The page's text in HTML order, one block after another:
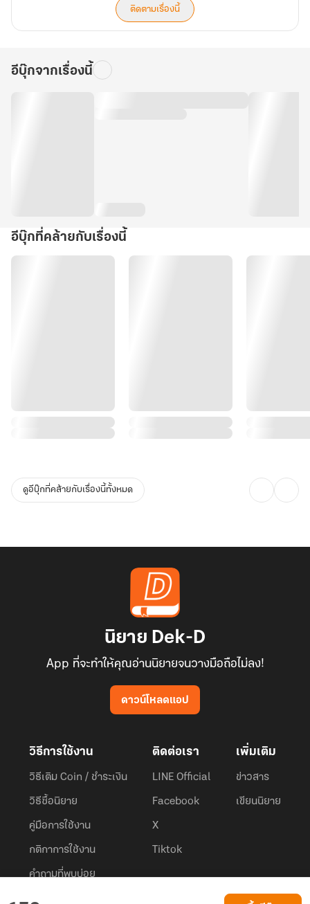
ติดตามเรื่องนี้
อีบุ๊กจากเรื่องนี้
อีบุ๊กที่คล้ายกับเรื่องนี้
ดูอีบุ๊กที่คล้ายกับเรื่องนี้ทั้งหมด
นิยาย Dek-D
App ที่จะทำให้คุณอ่านนิยายจนวางมือถือไม่ลง!
ดาวน์โหลดแอป
วิธีการใช้งาน
วิธีเติม Coin / ชำระเงิน
วิธีซื้อนิยาย
คู่มือการใช้งาน
กติกาการใช้งาน
คำถามที่พบบ่อย
ติดต่อเรา
LINE Official
Facebook
X
Tiktok
เพิ่มเติม
ข่าวสาร
เขียนนิยาย